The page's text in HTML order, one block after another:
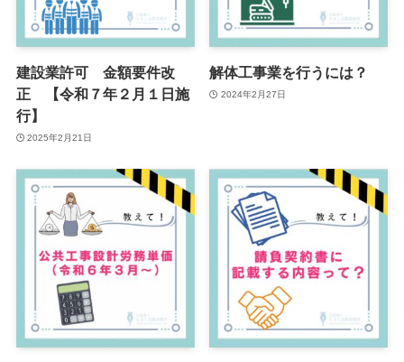
建設業許可 金額要件改
正 【令和７年２月１日施
行】
2025年2月21日
解体工事業を行うには？
2024年2月27日